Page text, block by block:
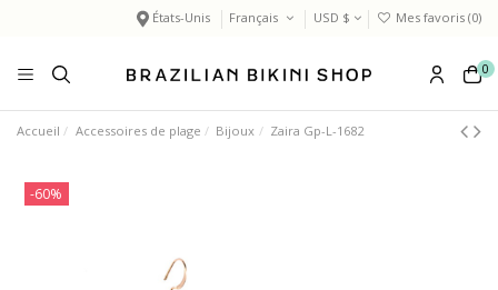
États-Unis Français USD $ Mes favoris (0)
0
Accueil Accessoires de plage Bijoux Zaira Gp-L-1682
-60%